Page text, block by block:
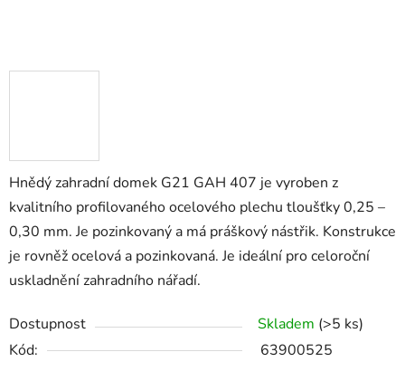
Hnědý zahradní domek G21 GAH 407 je vyroben z
kvalitního profilovaného ocelového plechu tloušťky 0,25 –
0,30 mm. Je pozinkovaný a má práškový nástřik. Konstrukce
je rovněž ocelová a pozinkovaná. Je ideální pro celoroční
uskladnění zahradního nářadí.
Dostupnost Skladem (>5 ks)
Kód:
63900525